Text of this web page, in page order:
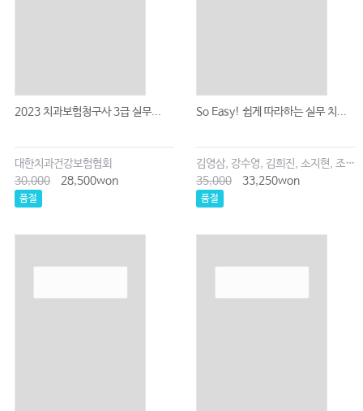
2023 치과보험청구사 3급 실무...
대한치과건강보험협회
30,000
28,500won
품절
So Easy! 쉽게 따라하는 실무 치...
김영삼, 강수영, 김희진, 소지현, 조은주
35,000
33,250won
품절